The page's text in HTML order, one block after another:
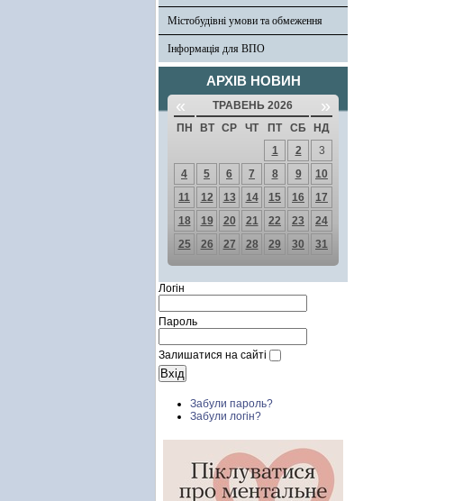
Містобудівні умови та обмеження
Інформація для ВПО
АРХІВ НОВИН
« ТРАВЕНЬ 2026 »
ПН ВТ СР ЧТ ПТ СБ
НД
1
2
3
4
5 6 7 8 9
10
11
12 13 14 15 16
17
18
19 20 21 22 23
24
25
26 27 28 29 30 31
Логін
Пароль
Залишатися на сайті
Забули пароль?
Забули логін?